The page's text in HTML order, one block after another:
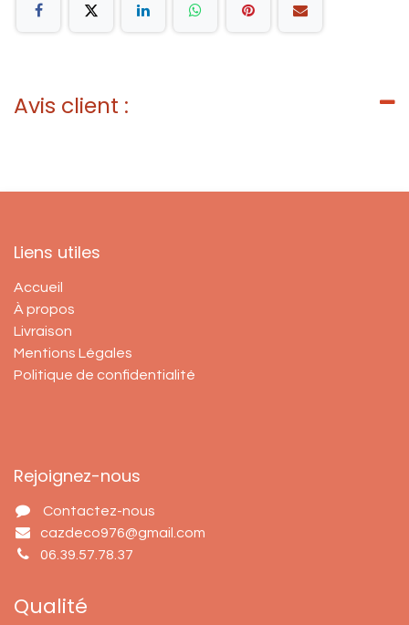
Avis client :
Liens utiles
Accueil
À propos
Livraison
Mentions Légales
Politique de confidentialité
Rejoignez-nous
Contactez-nous
cazdeco976@gmail.com
06.39.57.78.37
Qualité